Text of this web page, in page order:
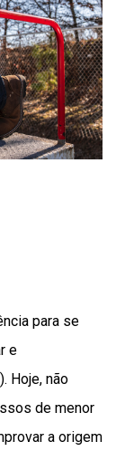
para se
e
Hoje, não
de menor
a origem